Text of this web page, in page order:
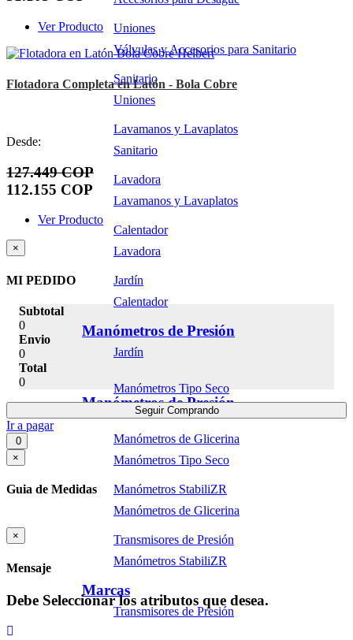
Válvulas y Accesorios para Sanitario
Uniones
Sanitario
Lavamanos y Lavaplatos
Lavadora
Calentador
Jardín
Manómetros de Presión
Manómetros Tipo Seco
Manómetros de Glicerina
Manómetros StabiliZR
Transmisores de Presión
Uniones
Sanitario
Lavamanos y Lavaplatos
Lavadora
Calentador
Jardín
Manómetros de Presión
Manómetros Tipo Seco
Manómetros de Glicerina
Manómetros StabiliZR
Transmisores de Presión
Marcas
Ver Producto
Flotadora Completa en Latón - Bola Cobre
Desde:
127.449 COP
112.155 COP
Ver Producto
×
MI PEDIDO
Subtotal
0
Envio
0
Total
0
Seguir Comprando
Ir a pagar
0
×
Guia de Medidas
×
Mensaje
Debe Seleccionar los atributos que desea.